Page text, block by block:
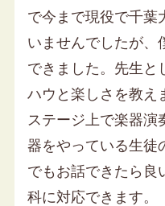
で今まで現役で千葉
いませんでしたが、
できました。先生と
ハウと楽しさを教え
ステージ上で楽器演
器をやっている生徒
でもお話できたら良
科に対応できます。